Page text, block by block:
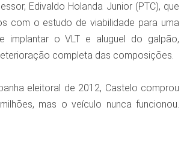
Edivaldo Holanda Junior (PTC), que
com o estudo de viabilidade para uma
implantar o VLT e aluguel do galpão,
completa das composições.
eleitoral de 2012, Castelo comprou
mas o veículo nunca funcionou.